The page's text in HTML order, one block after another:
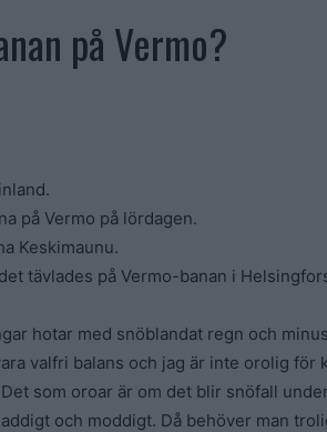
på Vermo?
på Vermo på lördagen.
Keskimaunu.
tävlades på Vermo-banan i
hotar med snöblandat regn och
valfri balans och jag är inte orolig för
som oroar är om det blir snöfall
och moddigt. Då behöver man